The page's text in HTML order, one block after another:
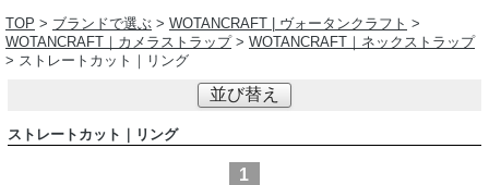
TOP > ブランドで選ぶ > WOTANCRAFT | ヴォータンクラフト >
WOTANCRAFT｜カメラストラップ> WOTANCRAFT｜ネックストラップ
> ストレートカット｜リング
並び替え
ストレートカット｜リング
1